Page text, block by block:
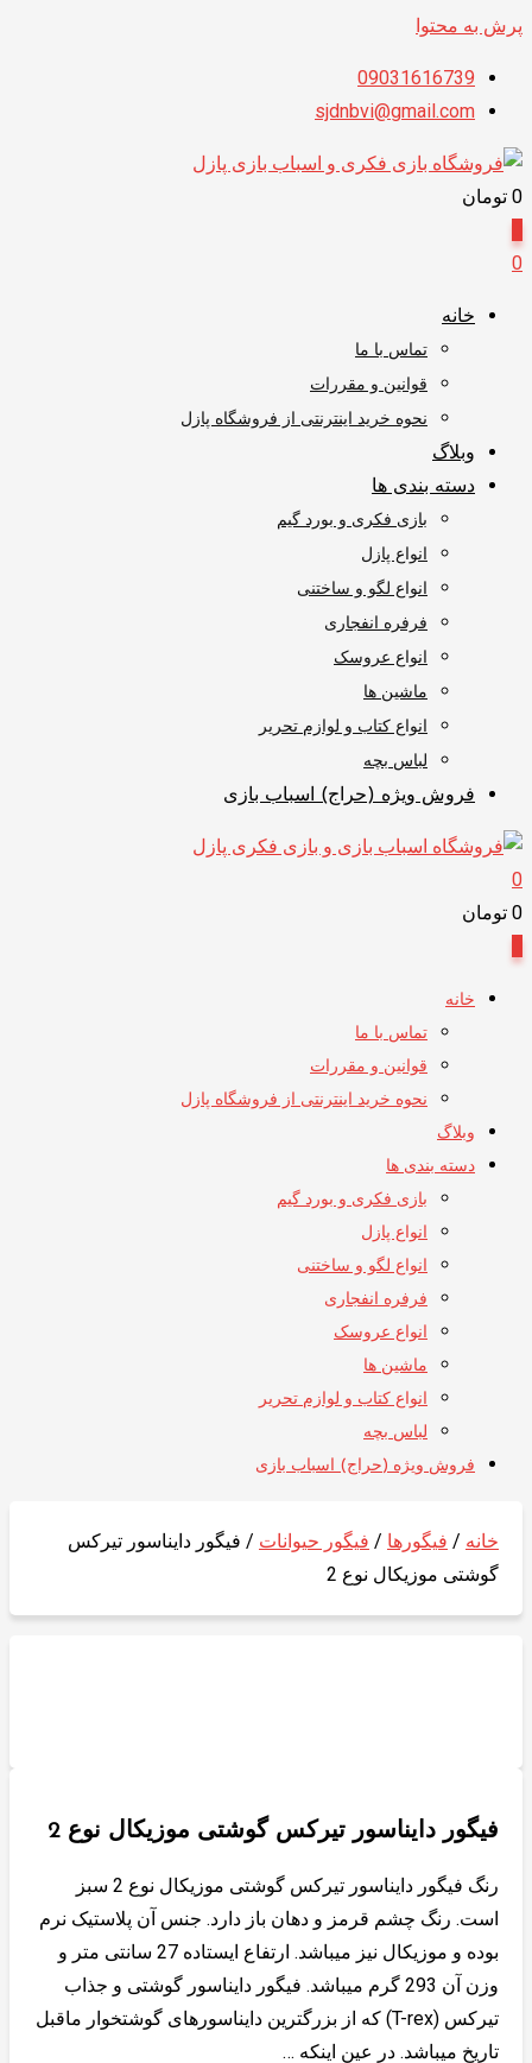
پرش به محتوا
09031616739
sjdnbvi@gmail.com
0 تومان
0
خانه
تماس با ما
قوانین و مقررات
نحوه خرید اینترنتی از فروشگاه پازل
وبلاگ
دسته بندی ها
بازی فکری و بورد گیم
انواع پازل
انواع لگو و ساختنی
فرفره انفجاری
انواع عروسک
ماشین ها
انواع کتاب و لوازم تحریر
لباس بچه
فروش ویژه (حراج) اسباب بازی
0
0 تومان
خانه
تماس با ما
قوانین و مقررات
نحوه خرید اینترنتی از فروشگاه پازل
وبلاگ
دسته بندی ها
بازی فکری و بورد گیم
انواع پازل
انواع لگو و ساختنی
فرفره انفجاری
انواع عروسک
ماشین ها
انواع کتاب و لوازم تحریر
لباس بچه
فروش ویژه (حراج) اسباب بازی
خانه / فیگورها / فیگور حیوانات / فیگور دایناسور تیرکس
گوشتی موزیکال نوع 2
فیگور دایناسور تیرکس گوشتی موزیکال نوع 2
رنگ فیگور دایناسور تیرکس گوشتی موزیکال نوع 2 سبز
است. رنگ چشم قرمز و دهان باز دارد. جنس آن پلاستیک نرم
بوده و موزیکال نیز میباشد. ارتفاع ایستاده 27 سانتی متر و
وزن آن 293 گرم میباشد. فیگور دایناسور گوشتی و جذاب
تیرکس (T-rex) که از بزرگترین دایناسورهای گوشتخوار ماقبل
تاریخ میباشد. در عین اینکه …